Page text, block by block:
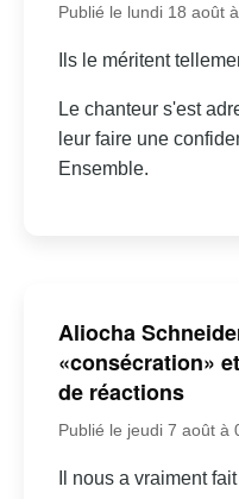
Publié le lundi 18 août
Ils le méritent
Le chanteur s'est
leur faire une
Ensemble.
Aliocha
«consécration»
de réactions
Publié le jeudi 7 août à
Il nous a vraiment